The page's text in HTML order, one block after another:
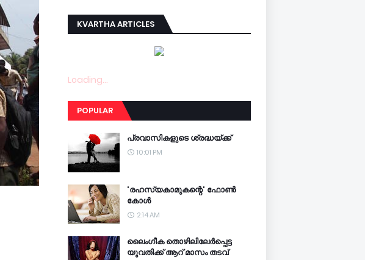
KVARTHA ARTICLES
Loading...
POPULAR
പ്രവാസികളുടെ ശ്രദ്ധയ്ക്ക്
10:01 PM
'രഹസ്യകാമുകന്റെ' ഫോണ്‍
കോള്‍
2:14 AM
ലൈംഗീക തൊഴിലിലേര്‍പ്പെട്ട
യുവതിക്ക് ആറ് മാസം തടവ്